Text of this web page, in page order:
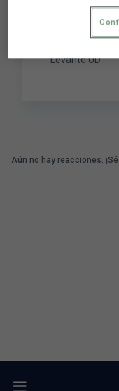
SUPERFLASH
Levante UD"
Aún no hay reacciones.